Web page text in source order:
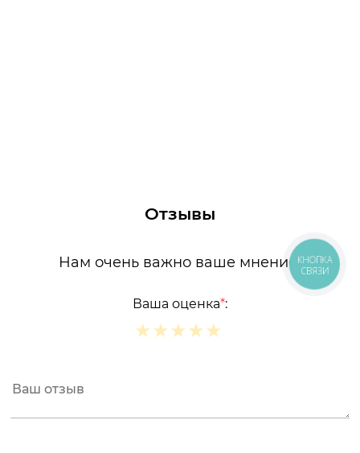
Отзывы
Нам очень важно ваше мнение!
Ваша оценка*:
★
★★
★★★
★★★★
★★★★★
КНОПКА
СВЯЗИ